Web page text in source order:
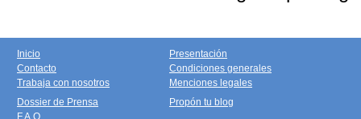
Inicio
Contacto
Trabaja con nosotros
Presentación
Condiciones generales
Menciones legales
Dossier de Prensa
F.A.Q.
Propón tu blog